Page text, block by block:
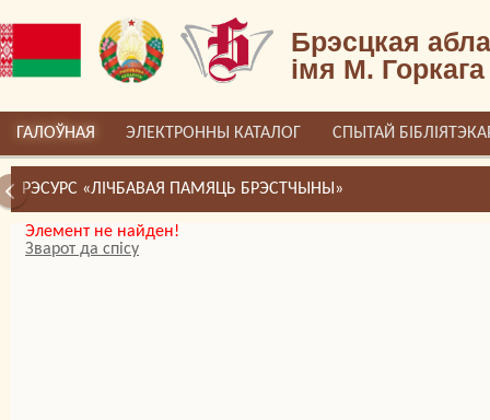
Брэсцкая
імя М. Горкага
ГАЛОЎНАЯ ЭЛЕКТРОННЫ КАТАЛОГ СПЫТАЙ
РЭСУРС «ЛІЧБАВАЯ ПАМЯЦЬ БРЭСТЧЫНЫ»
Элемент не найден!
Зварот да спісу